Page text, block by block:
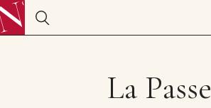
La Passe